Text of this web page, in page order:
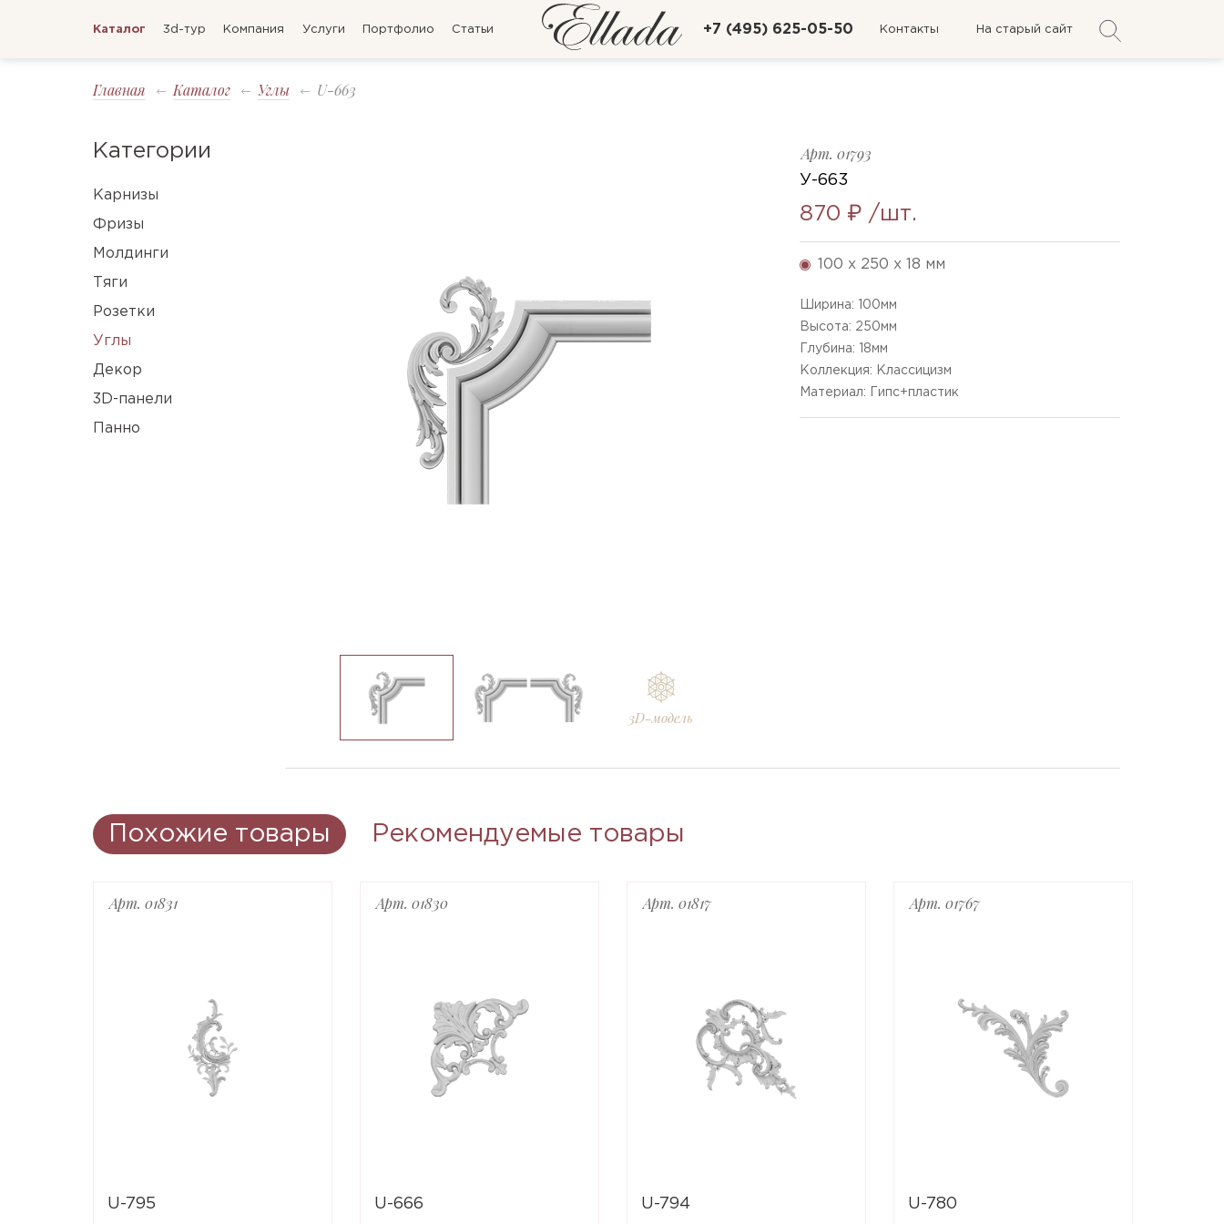
Каталог 3d-тур Компания Услуги Портфолио Статьи +7 (495) 625-05-50 Контакты На старый сайт
Главная Каталог Углы U-663
Категории
Карнизы
Фризы
Молдинги
Тяги
Розетки
Углы
Декор
3D-панели
Панно
3D-модель
Арт. 01793
У-663
870 ₽ /шт.
100 x 250 x 18 мм
Ширина: 100мм
Высота: 250мм
Глубина:
18мм
Коллекция: Классицизм
Материал: Гипс+пластик
Похожие товары Рекомендуемые товары
Арт. 01831
U-795
Арт. 01830
U-666
Арт. 01817
U-794
Арт. 01767
U-780